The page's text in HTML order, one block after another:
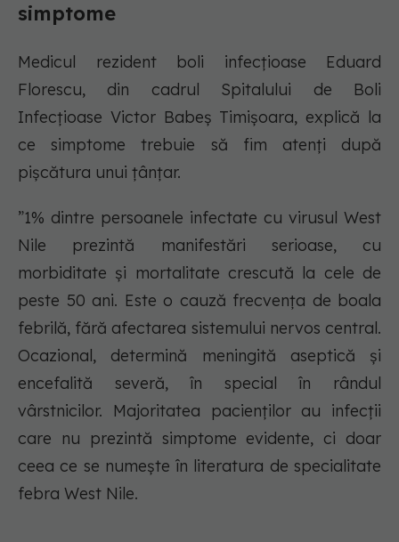
simptome
Medicul rezident boli infecțioase Eduard
Florescu, din cadrul Spitalului de Boli
Infecțioase Victor Babeș Timișoara, explică la
ce simptome trebuie să fim atenți după
pișcătura unui țânțar.
”1% dintre persoanele infectate cu virusul West
Nile prezintă manifestări serioase, cu
morbiditate şi mortalitate crescută la cele de
peste 50 ani. Este o cauză frecvenţa de boala
febrilă, fără afectarea sistemului nervos central.
Ocazional, determină meningită aseptică şi
encefalită severă, în special în rândul
vârstnicilor. Majoritatea pacienţilor au infecţii
care nu prezintă simptome evidente, ci doar
ceea ce se numeşte în literatura de specialitate
febra West Nile.